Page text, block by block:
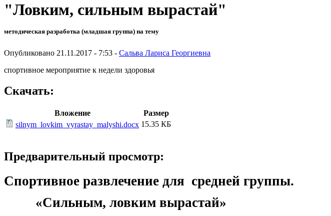
"Ловким, сильным вырастай"
методическая разработка (младшая группа) на тему
Опубликовано 21.11.2017 - 7:53 - Сальва Лариса Георгиевна
спортивное мероприятие к недели здоровья
Скачать:
Вложение
Размер
silnym_lovkim_vyrastay_malyshi.docx 15.35 КБ
Предварительный просмотр:
Спортивное развлечение для средней группы.
«Сильным, ловким вырастай»